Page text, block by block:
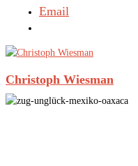
Email
Christoph Wiesman